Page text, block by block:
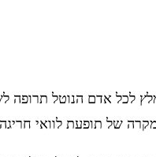
לכל אדם הנוטל תרופה
של תופעת לוואי